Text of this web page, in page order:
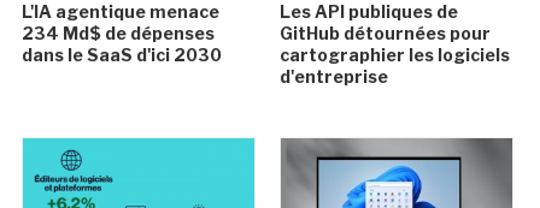
L'IA agentique menace
234 Md$ de dépenses
dans le SaaS d'ici 2030
Les API publiques de
GitHub détournées pour
cartographier les logiciels
d'entreprise